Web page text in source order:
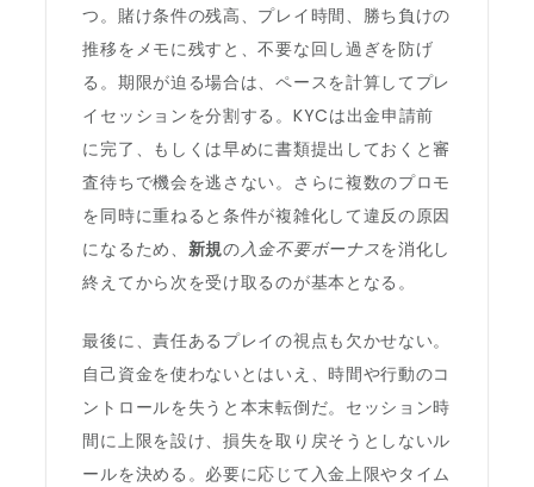
つ。賭け条件の残高、プレイ時間、勝ち負けの
推移をメモに残すと、不要な回し過ぎを防げ
る。期限が迫る場合は、ペースを計算してプレ
イセッションを分割する。KYCは出金申請前
に完了、もしくは早めに書類提出しておくと審
査待ちで機会を逃さない。さらに複数のプロモ
を同時に重ねると条件が複雑化して違反の原因
になるため、 新規の入金不要ボーナスを消化し
終えてから次を受け取るのが基本となる。
最後に、責任あるプレイの視点も欠かせない。
自己資金を使わないとはいえ、時間や行動のコ
ントロールを失うと本末転倒だ。セッション時
間に上限を設け、損失を取り戻そうとしないル
ールを決める。必要に応じて入金上限やタイム